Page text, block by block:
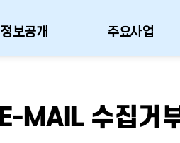
정보공개 주요사업
E-MAIL 수집거